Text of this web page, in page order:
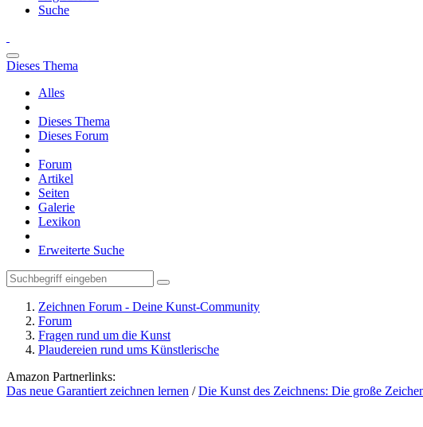
Suche
Dieses Thema
Alles
Dieses Thema
Dieses Forum
Forum
Artikel
Seiten
Galerie
Lexikon
Erweiterte Suche
Zeichnen Forum - Deine Kunst-Community
Forum
Fragen rund um die Kunst
Plaudereien rund ums Künstlerische
Amazon Partnerlinks:
Das neue Garantiert zeichnen lernen /Die Kunst des Zeichnens: Die große